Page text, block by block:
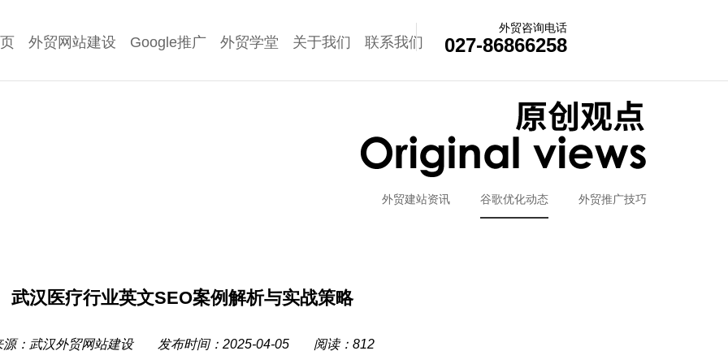
外贸网站建设 Google推广 外贸学堂 关于我们 联系我们
外贸咨询电话
027-86866258
外贸建站资讯 谷歌优化动态 外贸推广技巧
武汉医疗行业英文SEO案例解析与实战策略
： 武汉外贸网站建设 发布时间：2025-04-05 阅读：812